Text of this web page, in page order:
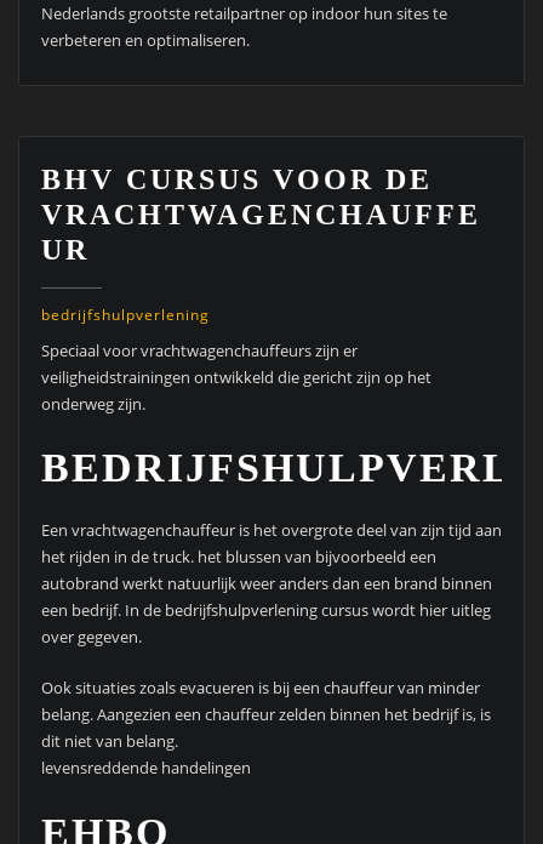
Nederlands grootste retailpartner op indoor hun sites te
verbeteren en optimaliseren.
BHV CURSUS VOOR DE
VRACHTWAGENCHAUFFE
UR
bedrijfshulpverlening
Speciaal voor vrachtwagenchauffeurs zijn er
veiligheidstrainingen ontwikkeld die gericht zijn op het
onderweg zijn.
Een vrachtwagenchauffeur is het overgrote deel van zijn tijd aan
het rijden in de truck. het blussen van bijvoorbeeld een
autobrand werkt natuurlijk weer anders dan een brand binnen
een bedrijf. In de bedrijfshulpverlening cursus wordt hier uitleg
over gegeven.
Ook situaties zoals evacueren is bij een chauffeur van minder
belang. Aangezien een chauffeur zelden binnen het bedrijf is, is
dit niet van belang.
levensreddende handelingen
EHBO